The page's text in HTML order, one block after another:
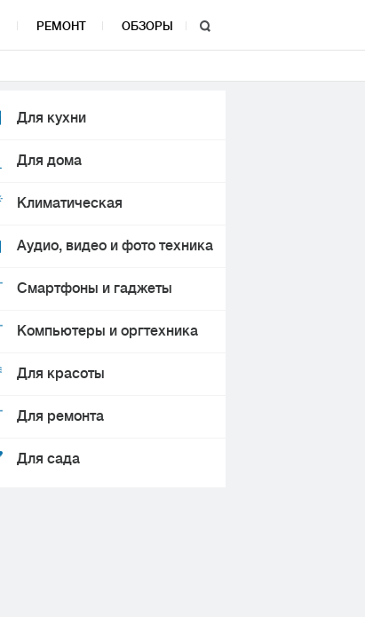
РЕМОНТ ОБЗОРЫ
Для кухни
Для дома
Климатическая
Аудио, видео и фото техника
Смартфоны и гаджеты
Компьютеры и оргтехника
Для красоты
Для ремонта
Для сада